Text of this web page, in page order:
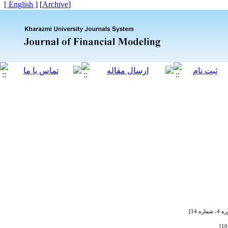
[
Archive
]
[ English ]